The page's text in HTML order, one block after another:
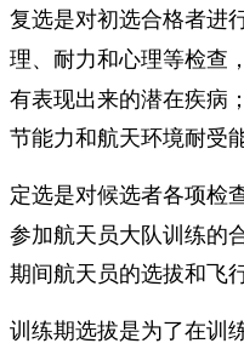
复选是对初选合格者进
理、耐力和心理等检查
有表现出来的潜在疾病
节能力和航天环境耐受
定选是对候选者各项检
参加航天员大队训练的
期间航天员的选拔和飞
训练期选拔是为了在训